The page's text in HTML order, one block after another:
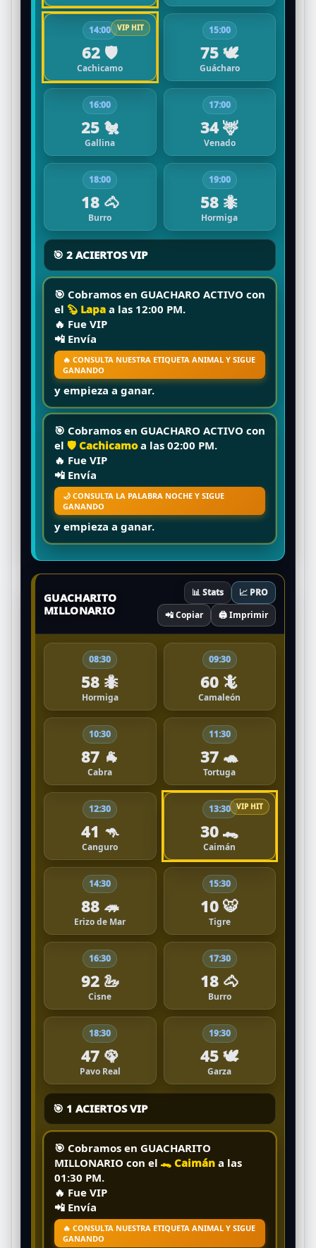
14:00
62 🛡️
Cachicamo
15:00
75 🕊️
Guácharo
16:00
25 🐔
Gallina
17:00
34 🦌
Venado
18:00
18 🐴
Burro
19:00
58 🐜
Hormiga
🎯 2 ACIERTOS VIP
🎯 Cobramos en GUACHARO ACTIVO con
el 🦫 Lapa a las 12:00 PM.
🔥 Fue VIP
📲 Envía
🔥 CONSULTA NUESTRA ETIQUETA ANIMAL Y SIGUE
GANANDO
y empieza a ganar.
🎯 Cobramos en GUACHARO ACTIVO con
el 🛡️ Cachicamoa las 02:00 PM.
🔥 Fue VIP
📲 Envía
🌙 CONSULTA LA PALABRA NOCHE Y SIGUE
GANANDO
y empieza a ganar.
GUACHARITO
MILLONARIO
📊 Stats
📈 PRO
📲 Copiar
🖨️ Imprimir
08:30
58 🐜
Hormiga
09:30
60 🦎
Camaleón
10:30
87 🐐
Cabra
11:30
37 🐢
Tortuga
12:30
41 🦘
Canguro
13:30
30 🐊
Caimán
14:30
88 🦔
Erizo de Mar
15:30
10 🐯
Tigre
16:30
92 🦢
Cisne
17:30
18 🐴
Burro
18:30
47 🦚
Pavo Real
19:30
45 🕊️
Garza
🎯 1 ACIERTOS VIP
🎯 Cobramos en GUACHARITO
MILLONARIO con el 🐊 Caimán a las
01:30 PM.
🔥 Fue VIP
📲 Envía
🔥 CONSULTA NUESTRA ETIQUETA ANIMAL Y SIGUE
GANANDO